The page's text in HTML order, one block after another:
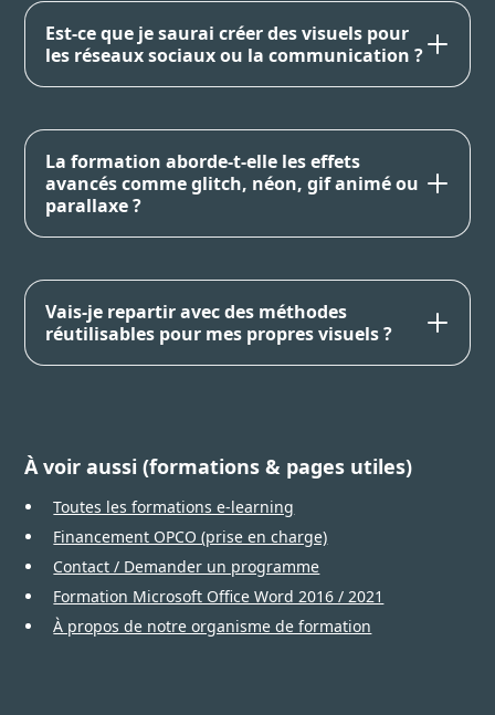
Est-ce que je saurai créer des visuels pour
les réseaux sociaux ou la communication ?
La formation aborde-t-elle les effets
avancés comme glitch, néon, gif animé ou
parallaxe ?
Vais-je repartir avec des méthodes
réutilisables pour mes propres visuels ?
À voir aussi (formations & pages utiles)
Toutes les formations e-learning
Financement OPCO (prise en charge)
Contact / Demander un programme
Formation Microsoft Office Word 2016 / 2021
À propos de notre organisme de formation